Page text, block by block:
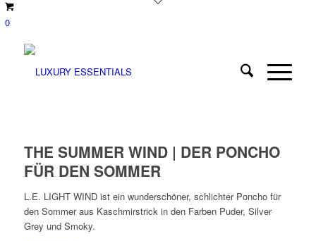
0
THE SUMMER WIND | DER PONCHO
FÜR DEN SOMMER
L.E. LIGHT WIND ist ein wunderschöner, schlichter Poncho für
den Sommer aus Kaschmirstrick in den Farben Puder, Silver
Grey und Smoky.